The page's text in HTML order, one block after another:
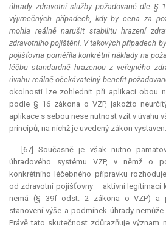
úhrady zdravotní služby požadované dle §
výjimečných případech, kdy by cena za
mohla reálně narušit stabilitu hrazení
zdravotního pojištění. V takových případech
pojišťovna poměřila konkrétní náklady na
léčbu standardně hrazenou z veřejného
úvahu reálně očekávatelný benefit
okolnosti lze zohlednit při aplikaci obou
podle § 16 zákona o VZP, jakožto
aplikace s sebou nese nutnost vzít v úvahu
principů, na nichž je uvedený zákon vystaven.
[67] Současně je však nutno
úhradového systému VZP, v němž o
konkrétního léčebného přípravku
od zdravotní pojišťovny – aktivní legitimaci
nemá (§ 39f odst. 2 zákona o VZP) a
stanovení výše a podmínek úhrady
Právě tato skutečnost zdůrazňuje význam